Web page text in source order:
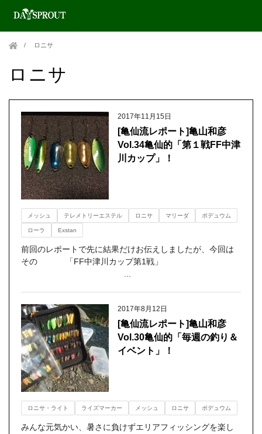
ロニサ
ロニサ
2017年11月15日
[亀仙流レポート]亀山和彦
Vol.34亀仙的「第１戦FF中津
川カップ」！
メッシュ テレメトリーエステル ロニサ マリーダ ポデュウム
ローラ Exstan
前回のレポートで先に結果だけお伝えしましたが、今回は
その 「FF中津川カップ第1戦」
2017年8月12日
[亀仙流レポート]亀山和彦
Vol.30亀仙的「毎週の釣り＆
イベント」！
ロニサ・ライト ライズマーカー メッシュ ロニサ ポデュウム
みんな元気かい、暑さに負けずエリアフィッシングを楽し